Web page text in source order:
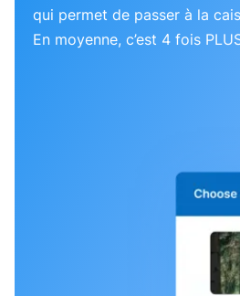
qui permet de passer à la
En moyenne, c’est 4 fois